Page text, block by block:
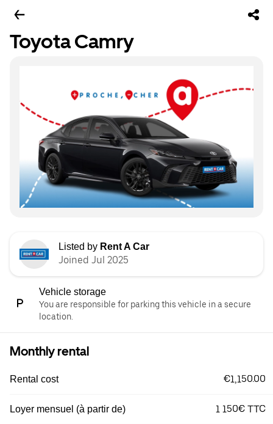
Toyota Camry
Listed by Rent A Car
Joined Jul 2025
Vehicle storage
You are responsible for parking this vehicle in a secure
location.
Monthly rental
Rental cost €1,150.00
Loyer mensuel (à partir de) 1 150€ TTC